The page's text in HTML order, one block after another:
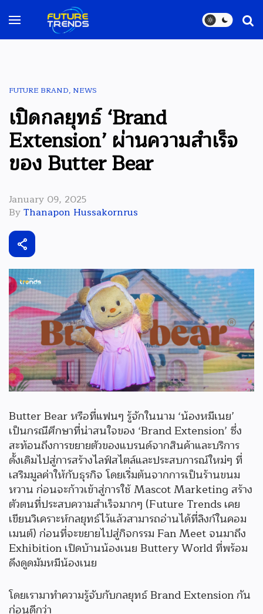
FUTURE BRAND, NEWS
เปิดกลยุทธ์ ‘Brand
Extension’ ผ่านความสำเร็จ
ของ Butter Bear
January 09, 2025
ByThanapon Hussakornrus
Butter Bear หรือที่แฟนๆ รู้จักในนาม ‘น้องหมีเนย’
เป็นกรณีศึกษาที่น่าสนใจของ ‘Brand Extension’ ซึ่ง
สะท้อนถึงการขยายตัวของแบรนด์จากสินค้าและบริการ
ดั้งเดิมไปสู่การสร้างไลฟ์สไตล์และประสบการณ์ใหม่ๆ ที่
เสริมมูลค่าให้กับธุรกิจ โดยเริ่มต้นจากการเป็นร้านขนม
หวาน ก่อนจะก้าวเข้าสู่การใช้ Mascot Marketing สร้าง
ตัวตนที่ประสบความสำเร็จมากๆ (Future Trends เคย
เขียนวิเคราะห์กลยุทธ์ไว้แล้วสามารถอ่านได้ที่ลิงก์ในคอม
เมนต์) ก่อนที่จะขยายไปสู่กิจกรรม Fan Meet จนมาถึง
Exhibition เปิดบ้านน้องเนย Buttery World ที่พร้อม
ดึงดูดมัมหมีน้องเนย
โดยเรามาทำความรู้จับกับกลยุทธ์ Brand Extension กัน
ก่อนดีกว่า